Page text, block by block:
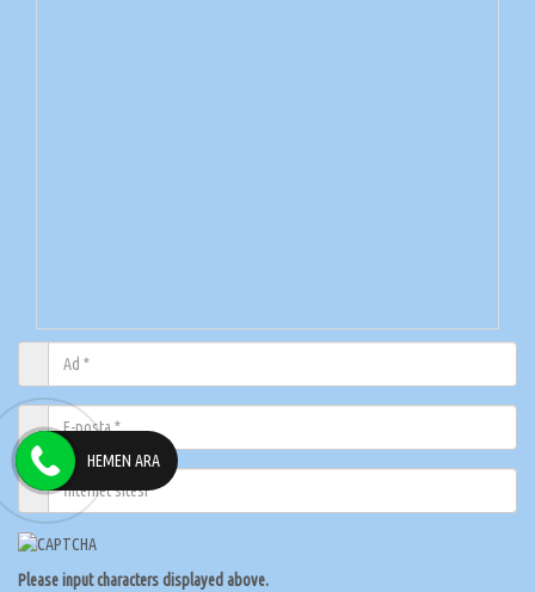
Please input characters displayed above.
HEMEN ARA